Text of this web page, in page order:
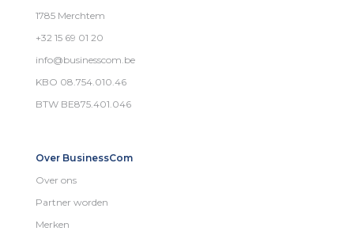
1785 Merchtem
+32 15 69 01 20
info@businesscom.be
KBO 08.754.010.46
BTW BE875.401.046
Over BusinessCom
Over ons
Partner worden
Merken